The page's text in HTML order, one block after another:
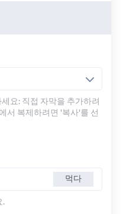
요: 직접 자막을 추가하려
서 복제하려면 '복사'를 선
먹다
.